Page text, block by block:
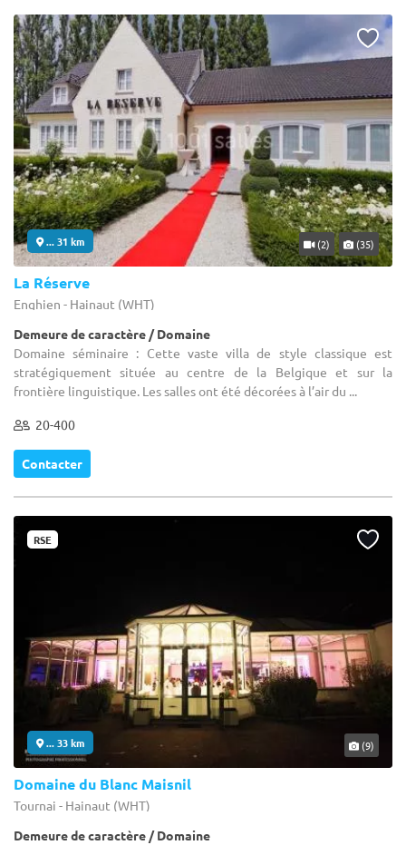
... 31 km (2) (35)
La Réserve
Enghien - Hainaut (WHT)
Demeure de caractère / Domaine
Domaine séminaire : Cette vaste villa de style classique est
stratégiquement située au centre de la Belgique et sur la
frontière linguistique. Les salles ont été décorées à l’air du ...
20-400
Contacter
RSE
... 33 km (9)
Domaine du Blanc Maisnil
Tournai - Hainaut (WHT)
Demeure de caractère / Domaine